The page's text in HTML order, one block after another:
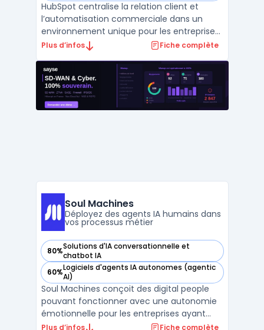
HubSpot centralise la relation client et
l’automatisation commerciale dans un
environnement unique pour les entreprises
de toute taille. La plateforme cible les
client et opérations qui souhaitent unifier
leur gestion client, leurs campagnes et leur
support, ...
Plus d’infos Fiche complète
Soul Machines
Déployez des agents IA humains dans
vos processus métier
80%Solutions d'IA conversationnelle et
chatbot IA
— voir Soul Machines dans cette catégorie
60%Logiciels d'agents IA autonomes (agentic
AI)
— voir Soul Machines dans cette catégorie
Soul Machines conçoit des digital people
pouvant fonctionner avec une autonomie
émotionnelle pour les entreprises ayant
pour objectif d’intégrer des agents IA dans
Plus d’infos Fiche complète